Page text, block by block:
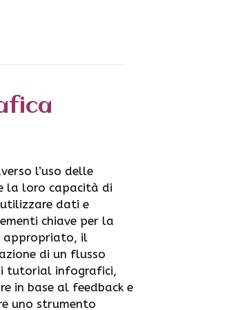
l’uso delle
la loro capacità di
dati e
chiave per la
appropriato, il
di un flusso
tutorial infografici,
in base al feedback e
uno strumento